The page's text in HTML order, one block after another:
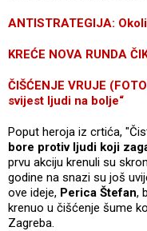
ANTISTRATEGIJA:
KREĆE NOVA RUNDA
ČIŠĆENJE VRUJE
svijest ljudi na bolje“
Poput heroja iz crtića,
bore protiv ljudi koji
prvu akciju krenuli su
godine na snazi su još
ove ideje, Perica Štefan,
krenuo u čišćenje šume
Zagreba.